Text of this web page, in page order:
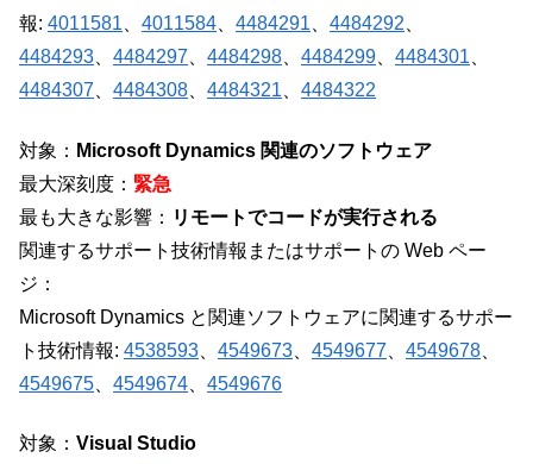
報: 4011581 4011584 4484291 4484292
4484293
4484297 4484298 4484299 4484301
4484307
4484308 4484321 4484322
対象： Microsoft Dynamics 関連のソフトウェア
最大深刻度： 緊急
最も大きな影響： リモートでコードが実行される
関連するサポート技術情報またはサポートの Web ペー
ジ：
Microsoft Dynamics と関連ソフトウェアに関連するサポー
ト技術情報: 4538593 4549673 4549677 4549678
4549675
4549674 4549676
対象： Visual Studio